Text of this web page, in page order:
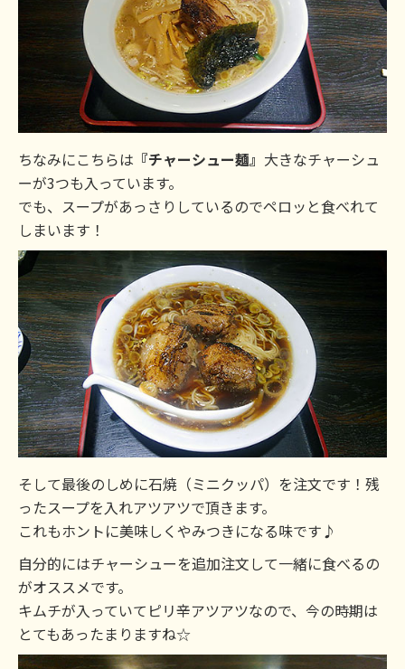
ちなみにこちらは 『チャーシュー麺』 大きなチャーシュ
ーが3つも入っています。
でも、スープがあっさりしているのでペロッと食べれて
しまいます！
そして最後のしめに石焼（ミニクッパ）を注文です！残
ったスープを入れアツアツで頂きます。
これもホントに美味しくやみつきになる味です♪
自分的にはチャーシューを追加注文して一緒に食べるの
がオススメです。
キムチが入っていてピリ辛アツアツなので、今の時期は
とてもあったまりますね☆